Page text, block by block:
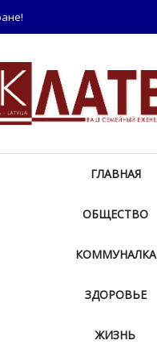
ГЛАВНАЯ
ОБЩЕСТВО
КОММУНАЛКА
ЗДОРОВЬЕ
ЖИЗНЬ